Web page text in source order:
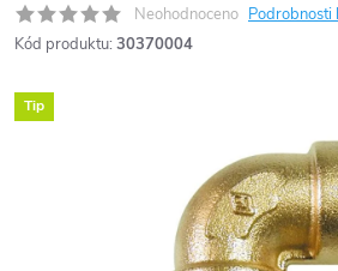
Neohodnoceno Podrobnosti
Kód produktu: 30370004
Tip